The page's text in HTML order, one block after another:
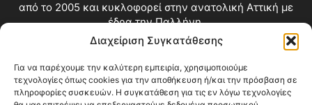
Διαχείριση Συγκατάθεσης
Για να παρέχουμε την καλύτερη εμπειρία, χρησιμοποιούμε
τεχνολογίες όπως cookies για την αποθήκευση ή/και την πρόσβαση σε
πληροφορίες συσκευών. Η συγκατάθεση για τις εν λόγω τεχνολογίες
από το 2005 και κυκλοφορεί στην ανατολική Αττική με
έδρα την Παλλήνη.
Επικοινωνία:info@neologosattikis.gr
ΑΚΟΛΟΥΘΗΣΕ ΜΑΣ